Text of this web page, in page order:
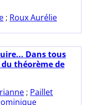
; Roux Aurélie
Dans tous
théorème de
; Paillet